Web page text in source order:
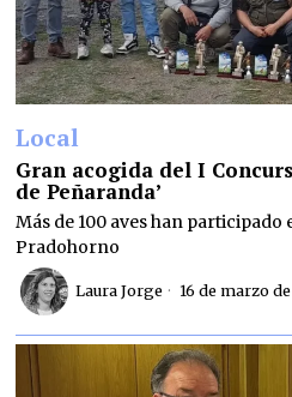
Local
Gran acogida del I
de Peñaranda’
Más de 100 aves han participado
Pradohorno
Laura Jorge 16 de marzo